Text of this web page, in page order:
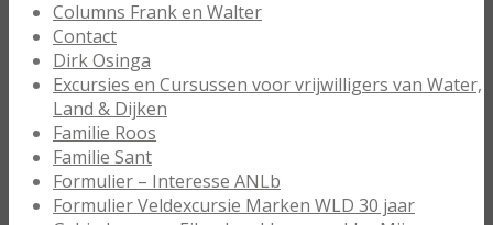
Columns Frank en Walter
Contact
Dirk Osinga
Excursies en Cursussen voor vrijwilligers van Water,
Land & Dijken
Familie Roos
Familie Sant
Formulier – Interesse ANLb
Formulier Veldexcursie Marken WLD 30 jaar